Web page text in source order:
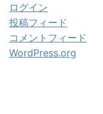
ログイン
投稿フィード
コメントフィード
WordPress.org